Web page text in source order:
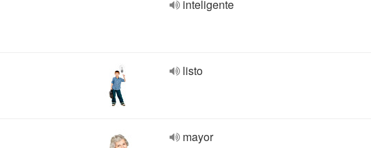
inteligente
listo
mayor